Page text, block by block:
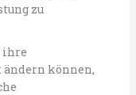
zu
ihre
können,